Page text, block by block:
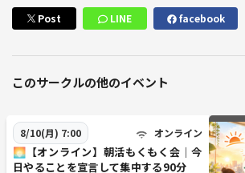
Post LINE facebook
このサークルの他のイベント
8/10(月) 7:00 オンライン
🌅【オンライン】朝活もくもく会｜今
日やることを宣言して集中する90分